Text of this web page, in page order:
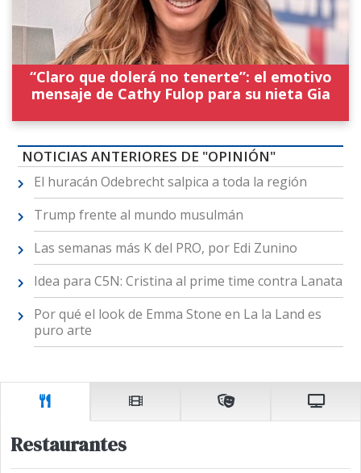
“Claro que dolerá no tenerte”: el emotivo
mensaje de Cathy Fulop para su nieta Gia
NOTICIAS ANTERIORES DE "OPINIÓN"
El huracán Odebrecht salpica a toda la región
Trump frente al mundo musulmán
Las semanas más K del PRO, por Edi Zunino
Idea para C5N: Cristina al prime time contra Lanata
Por qué el look de Emma Stone en La la Land es
puro arte
Restaurantes